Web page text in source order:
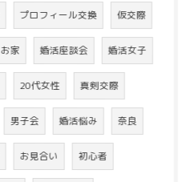
プロフィール交換 仮交際
お家 婚活座談会 婚活女子
20代女性 真剣交際
男子会 婚活悩み 奈良
お見合い 初心者